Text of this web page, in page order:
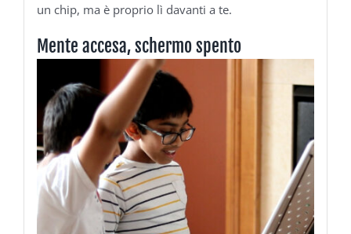
un chip, ma è proprio lì davanti a te.
Mente accesa, schermo spento